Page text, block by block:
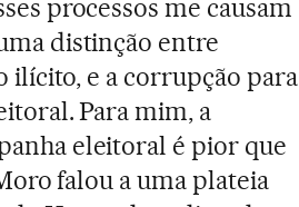
processos me causam
distinção entre
e a corrupção para
Para mim, a
eleitoral é pior que
falou a uma plateia